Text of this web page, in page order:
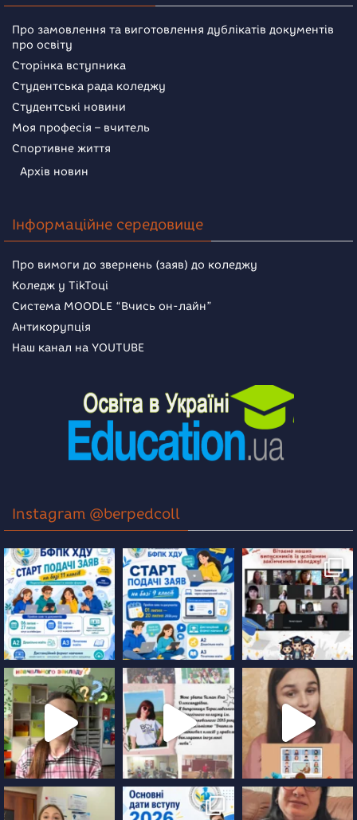
Про замовлення та виготовлення дублікатів документів
про освіту
Сторінка вступника
Студентська рада коледжу
Студентські новини
Моя професія – вчитель
Спортивне життя
Архів новин
Інформаційне середовище
Про вимоги до звернень (заяв) до коледжу
Коледж у TikToці
Система MOODLE “Вчись он-лайн”
Антикорупція
Наш канал на YOUTUBE
Instagram @berpedcoll